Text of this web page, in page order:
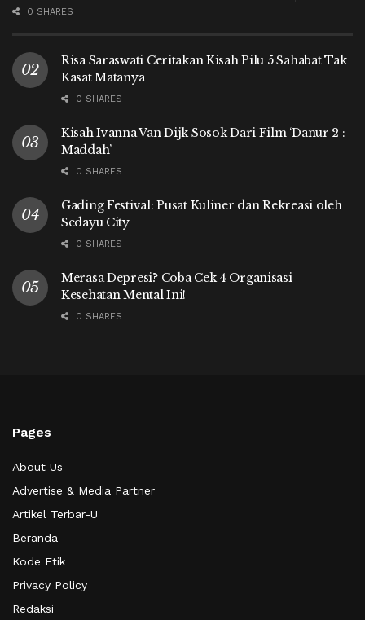
0 SHARES
Risa Saraswati Ceritakan Kisah Pilu 5 Sahabat Tak
Kasat Matanya
0 SHARES
Kisah Ivanna Van Dijk Sosok Dari Film ‘Danur 2 :
Maddah’
0 SHARES
Gading Festival: Pusat Kuliner dan Rekreasi oleh
Sedayu City
0 SHARES
Merasa Depresi? Coba Cek 4 Organisasi
Kesehatan Mental Ini!
0 SHARES
Pages
About Us
Advertise & Media Partner
Artikel Terbar-U
Beranda
Kode Etik
Privacy Policy
Redaksi